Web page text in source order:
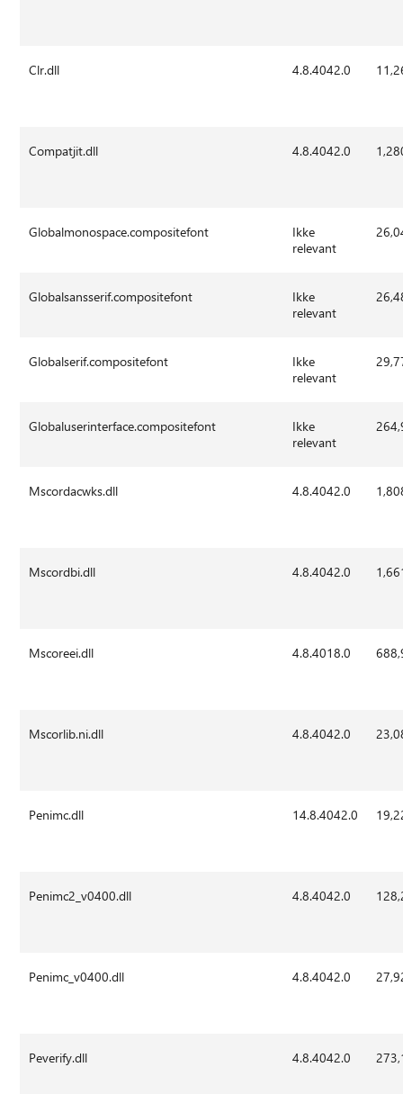
Clr.dll 4.8.4042.0
Compatjit.dll 4.8.4042.0
Globalmonospace.compositefont
Ikke
relevant
Globalsansserif.compositefont
Ikke
relevant
Globalserif.compositefont
Ikke
relevant
Globaluserinterface.compositefont
Ikke
relevant
Mscordacwks.dll 4.8.4042.0
Mscordbi.dll 4.8.4042.0
Mscoreei.dll 4.8.4018.0
Mscorlib.ni.dll 4.8.4042.0
Penimc.dll 14.8.4042.0
Penimc2_v0400.dll 4.8.4042.0
Penimc_v0400.dll 4.8.4042.0
Peverify.dll 4.8.4042.0